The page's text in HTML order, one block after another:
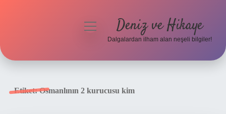
menüyü
Deniz ve Hikaye
Dalgalardan ilham alan neşeli bilgiler!
Etiket:Osmanlının 2 kurucusu kim